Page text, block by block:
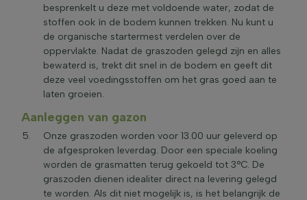
besprenkelt u deze met voldoende water, zodat de
stoffen ook ín de bodem kunnen trekken. Nu kunt u
de organische startermest verdelen over de
oppervlakte. Nadat de graszoden gelegd zijn en alles
bewaterd is, trekt dit snel in de bodem en geeft dit
deze veel voedingsstoffen om het gras goed aan te
laten groeien.
Aanleggen van gazon
Onze graszoden worden voor 13.00 uur geleverd op
de afgesproken leverdag. Door een speciale koeling
worden de grasmatten terug gekoeld tot 3°C. De
graszoden dienen idealiter direct na levering gelegd
te worden. Als dit niet mogelijk is, is het belangrijk de